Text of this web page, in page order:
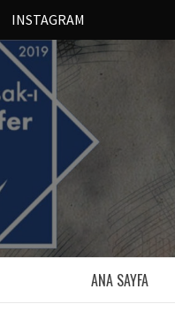
INSTAGRAM
ANA SAYFA